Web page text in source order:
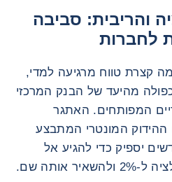
והריבית: סביבה
לחברות
ירידה ב-2023 ומגמה קצרת טווח מרגיעה למדי,
מהיעד של הבנק המרכזי
המפותחים. האתגר
האם ההידוק המונטרי המתבצע
כבר יותר מ-18 חודשים יספיק כדי להגיע אל
אותה שם.